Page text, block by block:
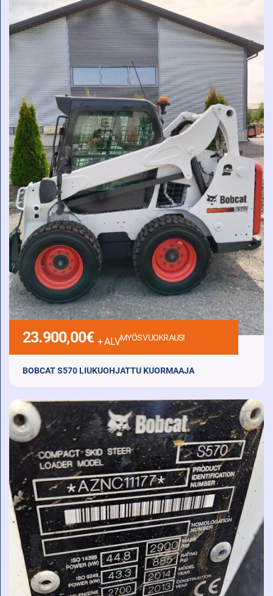
23.900,00€ + ALVMYÖS VUOKRAUS!
BOBCAT S570 LIUKUOHJATTU KUORMAAJA
2014 Diesel 6901 h
KATSO LISÄTIEDOT